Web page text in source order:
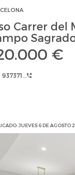
Carrer del
€
937371...
JUEVES 6 DE AGOSTO